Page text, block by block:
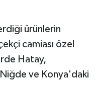
ürünlerin
camiası özel
Hatay,
ve Konya'daki